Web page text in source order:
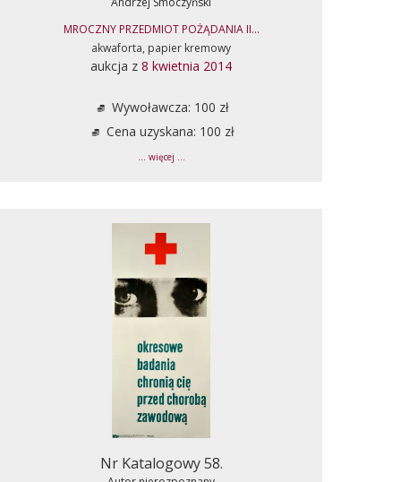
MROCZNY PRZEDMIOT POŻĄDANIA II...
akwaforta, papier kremowy
aukcja z 8 kwietnia 2014
Wywoławcza: 100 zł
Cena uzyskana: 100 zł
... więcej ...
Nr Katalogowy 58.